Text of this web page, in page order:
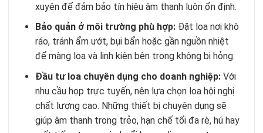
xuyên để đảm bảo tín hiệu âm thanh luôn ổn định.
Bảo quản ở môi trường phù hợp:Đặt loa nơi khô
ráo, tránh ẩm ướt, bụi bẩn hoặc gần nguồn nhiệt
để màng loa và linh kiện bên trong không bị hỏng.
Đầu tư loa chuyên dụng cho doanh nghiệp:Với
nhu cầu họp trực tuyến, nên lựa chọn loa hội nghị
chất lượng cao. Những thiết bị chuyên dụng sẽ
giúp âm thanh trong trẻo, hạn chế tối đa rè, hú hay